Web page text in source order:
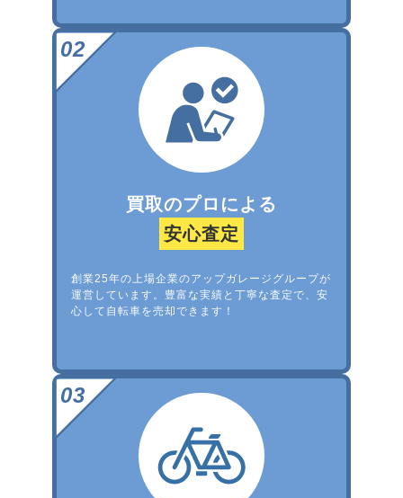
買取のプロによる
安心査定
創業25年の上場企業のアップガレージグループが
運営しています。豊富な実績と丁寧な査定で、安
心して自転車を売却できます！